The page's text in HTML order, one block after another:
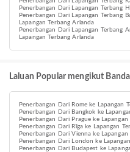
Penerbangan Dari Lapangan Terbang
Penerbangan Dari Lapangan Terbang
Lapangan Terbang Arlanda
Penerbangan Dari Lapangan Terbang
Lapangan Terbang Arlanda
Laluan Popular mengikut
Penerbangan Dari Rome ke Lapangan
Penerbangan Dari Bangkok ke
Penerbangan Dari Prague ke
Penerbangan Dari Rīga ke Lapangan
Penerbangan Dari Vienna ke
Penerbangan Dari London ke
Penerbangan Dari Budapest ke